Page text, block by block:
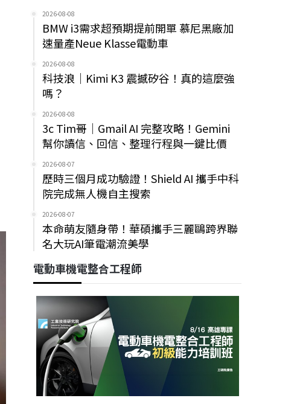
2026-08-08
BMW i3需求超預期提前開單 慕尼黑廠加
速量產Neue Klasse電動車
2026-08-08
科技浪｜Kimi K3 震撼矽谷！真的這麼強
嗎？
2026-08-08
3c Tim哥｜Gmail AI 完整攻略！Gemini
幫你讀信、回信、整理行程與一鍵比價
2026-08-07
歷時三個月成功驗證！Shield AI 攜手中科
院完成無人機自主搜索
2026-08-07
本命萌友隨身帶！華碩攜手三麗鷗跨界聯
名大玩AI筆電潮流美學
電動車機電整合工程師